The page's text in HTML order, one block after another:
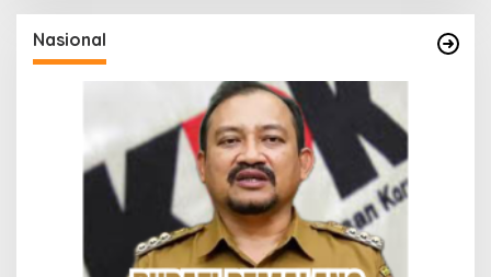
Nasional